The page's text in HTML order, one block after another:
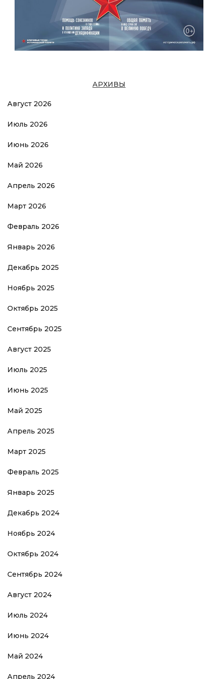
АРХИВЫ
Август 2026
Июль 2026
Июнь 2026
Май 2026
Апрель 2026
Март 2026
Февраль 2026
Январь 2026
Декабрь 2025
Ноябрь 2025
Октябрь 2025
Сентябрь 2025
Август 2025
Июль 2025
Июнь 2025
Май 2025
Апрель 2025
Март 2025
Февраль 2025
Январь 2025
Декабрь 2024
Ноябрь 2024
Октябрь 2024
Сентябрь 2024
Август 2024
Июль 2024
Июнь 2024
Май 2024
Апрель 2024